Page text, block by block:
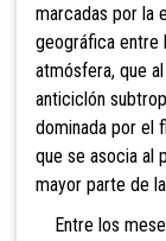
marcadas por la
geográfica entre
atmósfera, que
anticiclón
dominada por el
que se asocia al
mayor parte de
Entre los